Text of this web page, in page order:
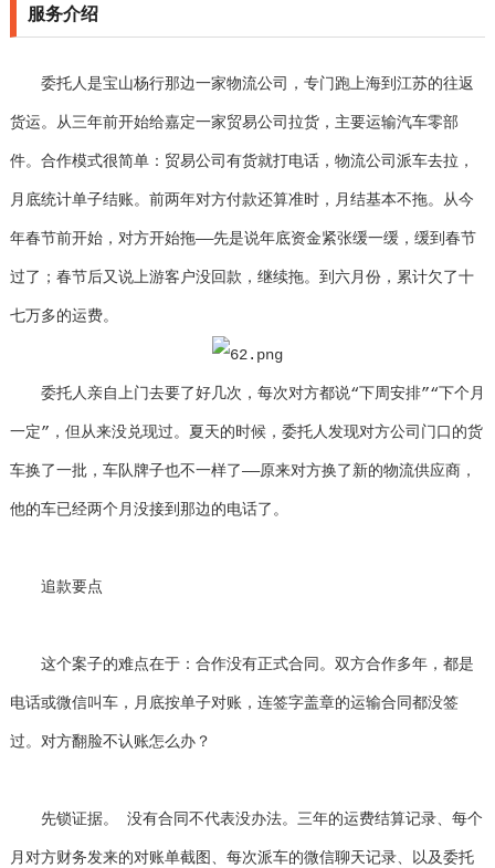
服务介绍
委托人是宝山杨行那边一家物流公司，专门跑上海到江苏的往返
货运。从三年前开始给嘉定一家贸易公司拉货，主要运输汽车零部
件。合作模式很简单：贸易公司有货就打电话，物流公司派车去拉，
月底统计单子结账。前两年对方付款还算准时，月结基本不拖。从今
年春节前开始，对方开始拖——先是说年底资金紧张缓一缓，缓到春节
过了；春节后又说上游客户没回款，继续拖。到六月份，累计欠了十
七万多的运费。
委托人亲自上门去要了好几次，每次对方都说“下周安排”“下个月
一定”，但从来没兑现过。夏天的时候，委托人发现对方公司门口的货
车换了一批，车队牌子也不一样了——原来对方换了新的物流供应商，
他的车已经两个月没接到那边的电话了。
追款要点
这个案子的难点在于：合作没有正式合同。双方合作多年，都是
电话或微信叫车，月底按单子对账，连签字盖章的运输合同都没签
过。对方翻脸不认账怎么办？
先锁证据。 没有合同不代表没办法。三年的运费结算记录、每个
月对方财务发来的对账单截图、每次派车的微信聊天记录、以及委托